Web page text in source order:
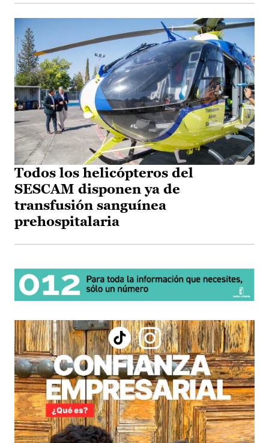
Todos los helicópteros del
SESCAM disponen ya de
transfusión sanguínea
prehospitalaria